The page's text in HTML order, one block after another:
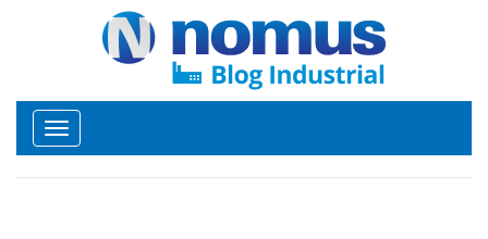
Toggle
navigation